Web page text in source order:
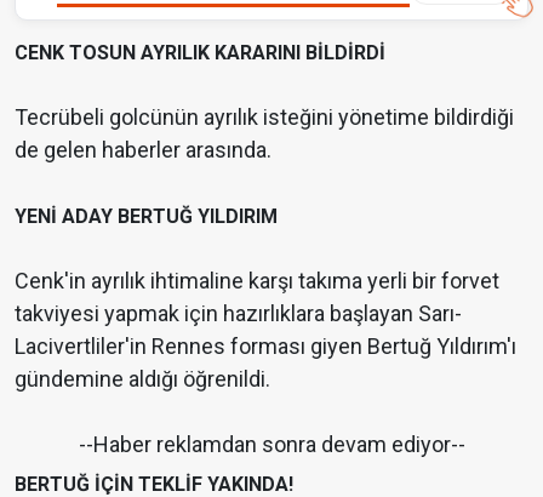
CENK TOSUN AYRILIK KARARINI BİLDİRDİ
Tecrübeli golcünün ayrılık isteğini yönetime bildirdiği
de gelen haberler arasında.
YENİ ADAY BERTUĞ YILDIRIM
Cenk'in ayrılık ihtimaline karşı takıma yerli bir forvet
takviyesi yapmak için hazırlıklara başlayan Sarı-
Lacivertliler'in Rennes forması giyen Bertuğ Yıldırım'ı
gündemine aldığı öğrenildi.
--Haber reklamdan sonra devam ediyor--
BERTUĞ İÇİN TEKLİF YAKINDA!